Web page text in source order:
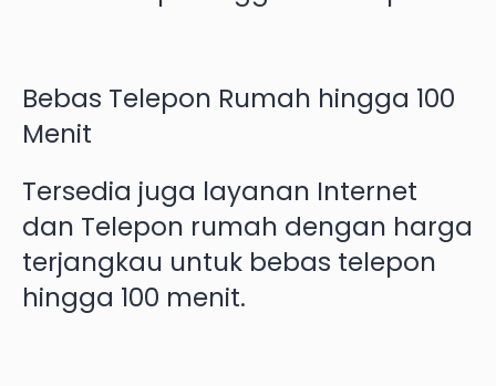
Bebas Telepon Rumah hingga 100
Menit
Tersedia juga layanan Internet
dan Telepon rumah dengan harga
terjangkau untuk bebas telepon
hingga 100 menit.